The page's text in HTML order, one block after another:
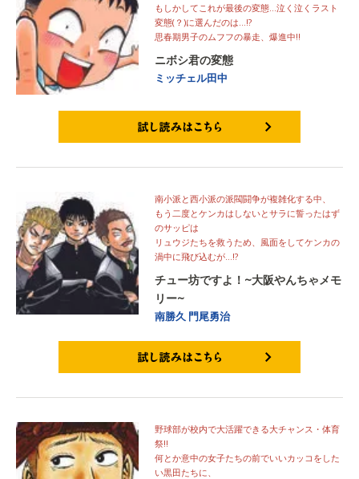
もしかしてこれが最後の変態…泣く泣くラスト
変態(？)に選んだのは…!?
思春期男子のムフフの暴走、爆進中!!
ニボシ君の変態
ミッチェル田中
南小派と西小派の派閥闘争が複雑化する中、
もう二度とケンカはしないとサラに誓ったはず
のサッピは
リュウジたちを救うため、風面をしてケンカの
渦中に飛び込むが…!?
チュー坊ですよ！~大阪やんちゃメモ
リー~
南勝久 門尾勇治
野球部が校内で大活躍できる大チャンス・体育
祭!!
何とか意中の女子たちの前でいいカッコをした
い黒田たちに、